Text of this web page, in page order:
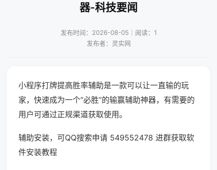
器-科技要闻
发布时间：2026-08-05｜阅读：1
发布者：灵实网
小程序打牌提高胜率辅助是一款可以让一直输的玩
家，快速成为一个“必胜”的输赢辅助神器，有需要的
用户可通过正规渠道获取使用。
辅助安装，可QQ搜索申请 549552478 进群获取软
件安装教程